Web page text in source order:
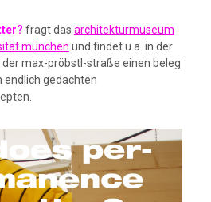
fragt das architekturmuseum
münchen und findet u.a. in der
max-pröbstl-straße einen beleg
endlich gedachten